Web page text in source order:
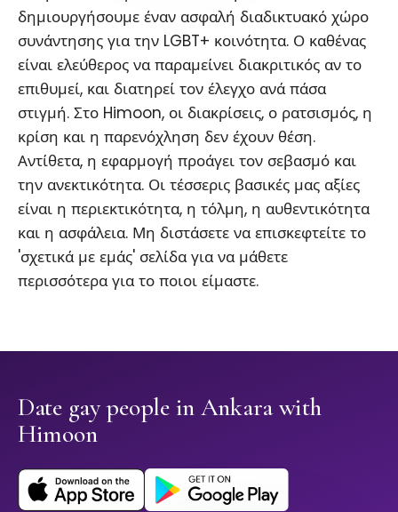
δημιουργήσουμε έναν ασφαλή διαδικτυακό χώρο
συνάντησης για την LGBT+ κοινότητα. Ο καθένας
είναι ελεύθερος να παραμείνει διακριτικός αν το
επιθυμεί, και διατηρεί τον έλεγχο ανά πάσα
στιγμή. Στο Himoon, οι διακρίσεις, ο ρατσισμός, η
κρίση και η παρενόχληση δεν έχουν θέση.
Αντίθετα, η εφαρμογή προάγει τον σεβασμό και
την ανεκτικότητα. Οι τέσσερις βασικές μας αξίες
είναι η περιεκτικότητα, η τόλμη, η αυθεντικότητα
και η ασφάλεια. Μη διστάσετε να επισκεφτείτε το
'σχετικά με εμάς' σελίδα για να μάθετε
περισσότερα για το ποιοι είμαστε.
Date gay people in Ankara with
Himoon